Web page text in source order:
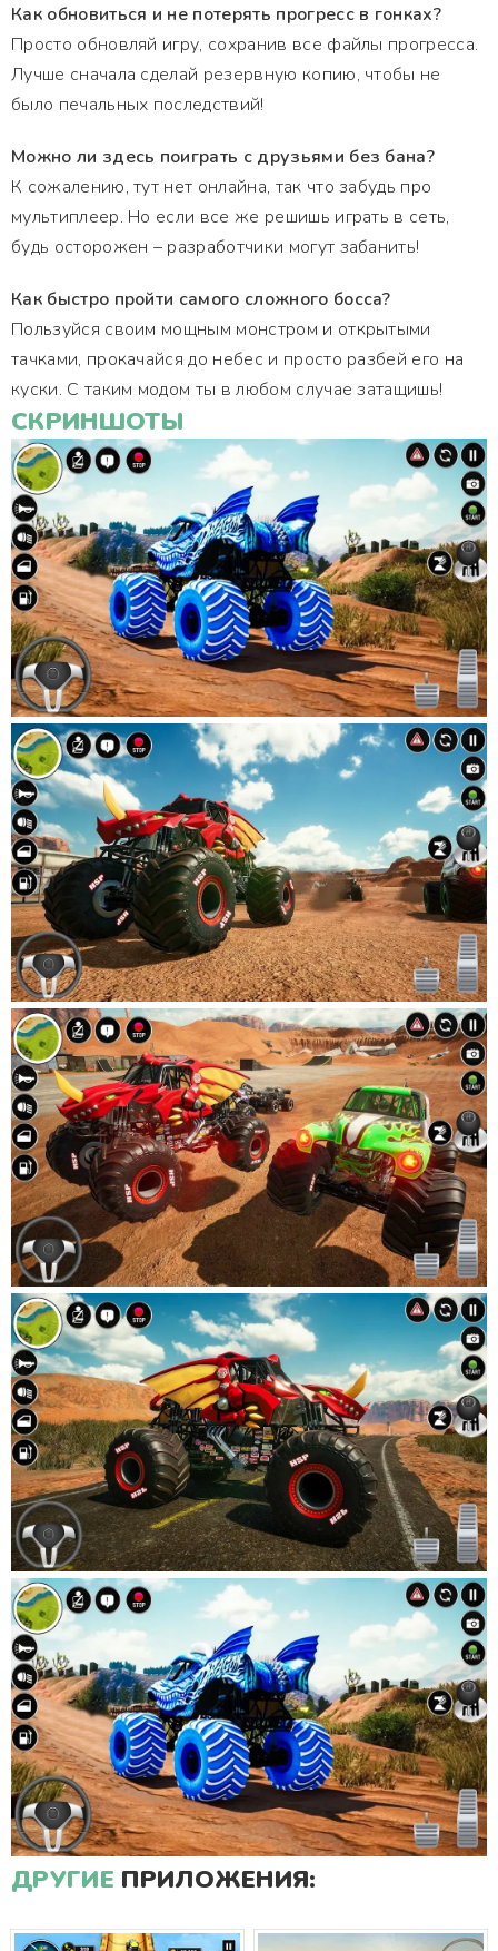
Как обновиться и не потерять прогресс в гонках?
Просто обновляй игру, сохранив все файлы прогресса.
Лучше сначала сделай резервную копию, чтобы не
было печальных последствий!
Можно ли здесь поиграть с друзьями без бана?
К сожалению, тут нет онлайна, так что забудь про
мультиплеер. Но если все же решишь играть в сеть,
будь осторожен – разработчики могут забанить!
Как быстро пройти самого сложного босса?
Пользуйся своим мощным монстром и открытыми
тачками, прокачайся до небес и просто разбей его на
куски. С таким модом ты в любом случае затащишь!
СКРИНШОТЫ
ДРУГИЕ ПРИЛОЖЕНИЯ: